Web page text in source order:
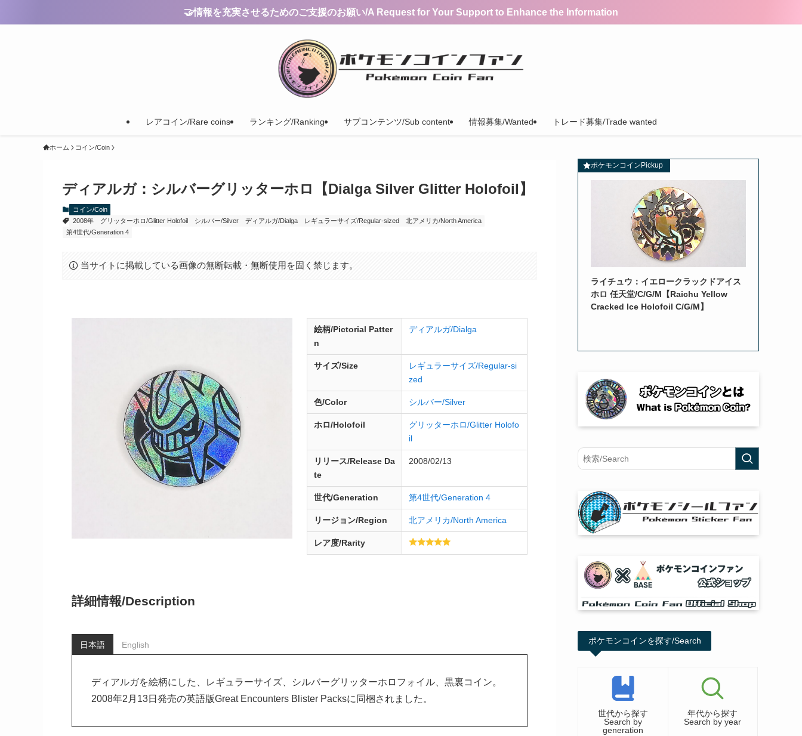
🤝情報を充実させるためのご支援のお願い/A Request for Your Support to Enhance the Information
レアコイン/Rare coins ランキング/Ranking サブコンテンツ/Sub content 情報募集/Wanted トレード募集/Trade wanted
ホーム コイン/Coin
ディアルガ：シルバーグリッターホロ【Dialga Silver Glitter Holofoil】
コイン/Coin
2008年
グリッターホロ/Glitter Holofoil シルバー/Silver ディアルガ/Dialga レギュラーサイズ/Regular-sized
北アメリカ/North America
第4世代/Generation 4
当サイトに掲載している画像の無断転載・無断使用を固く禁じます。
絵柄/Pictorial Patter
n
ディアルガ/Dialga
サイズ/Size
レギュラーサイズ/Regular-si
zed
色/Color シルバー/Silver
ホロ/Holofoil
グリッターホロ/Glitter Holofo
il
リリース/ReleaseDa
te
2008/02/13
世代/Generation 第4世代/Generation 4
リージョン/Region 北アメリカ/North America
レア度/Rarity
詳細情報/Description
日本語 English
ディアルガを絵柄にした、レギュラーサイズ、シルバーグリッターホロフォイル、黒裏コイン。
2008年2月13日発売の英語版Great Encounters Blister Packsに同梱されました。
ポケモンコインPickup
ライチュウ：イエロークラックドアイス
ホロ 任天堂/C/G/M【Raichu Yellow
Cracked Ice Holofoil C/G/M】
ポケモンコインを探す/Search
世代から探す
Search by
generation
年代から探す
Search by year